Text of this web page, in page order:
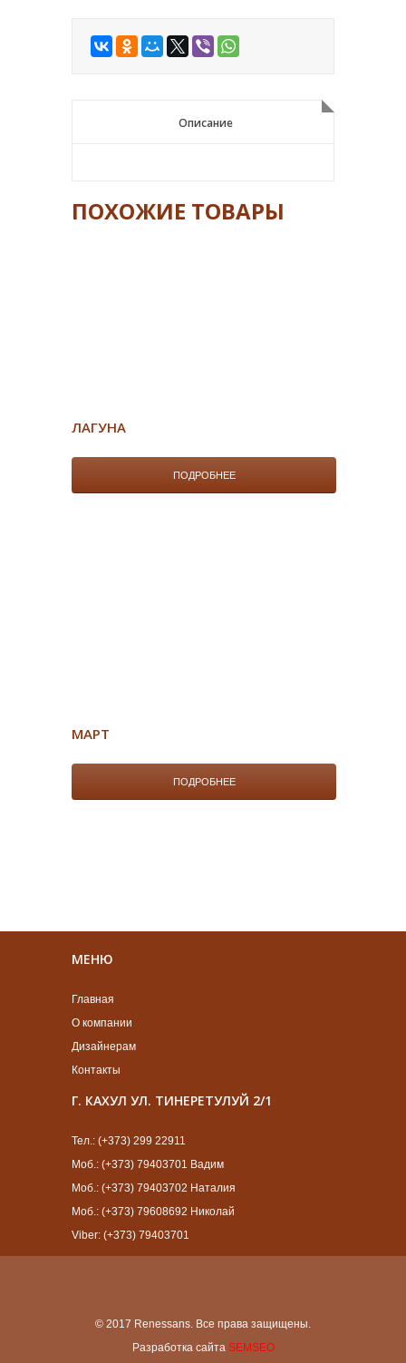
Описание
Описание
ПОХОЖИЕ ТОВАРЫ
ЛАГУНА
ПОДРОБНЕЕ
МАРТ
ПОДРОБНЕЕ
МЕНЮ
Главная
О компании
Дизайнерам
Контакты
Г. КАХУЛ УЛ. ТИНЕРЕТУЛУЙ 2/1
Тел.: (+373) 299 22911
Моб.: (+373) 79403701 Вадим
Моб.: (+373) 79403702 Наталия
Моб.: (+373) 79608692 Николай
Viber: (+373) 79403701
© 2017 Renessans. Все права защищены.
Разработка сайта SEMSEO